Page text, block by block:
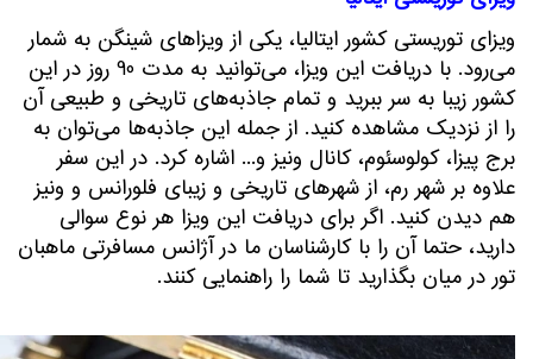
ویزای توریستی کشور ایتالیا، یکی از ویزاهای شینگن به شمار
می‌رود. با دریافت این ویزا، می‌توانید به مدت 90 روز در این
کشور زیبا به سر ببرید و تمام جاذبه‌های تاریخی و طبیعی آن
را از نزدیک مشاهده کنید. از جمله این جاذبه‌ها می‌توان به
برج پیزا، کولوسئوم، کانال ونیز و... اشاره کرد. در این سفر
علاوه بر شهر رم، از شهرهای تاریخی و زیبای فلورانس و ونیز
هم دیدن کنید. اگر برای دریافت این ویزا هر نوع سوالی
دارید، حتماً آن را با کارشناسان ما در آژانس مسافرتی ماهبان
تور در میان بگذارید تا شما را راهنمایی کنند.